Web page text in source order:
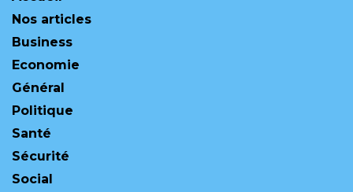
Nos articles
Business
Economie
Général
Politique
Santé
Sécurité
Social